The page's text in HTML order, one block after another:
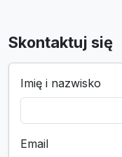
Skontaktuj się
Imię i nazwisko
Email